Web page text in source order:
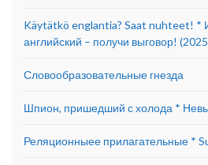
Käytätkö englantia? Saat nuhteet! *
английский – получи выговор!
Словообразовательные гнезда
Шпион, пришедший с холода *
Реляционныее прилагательные *